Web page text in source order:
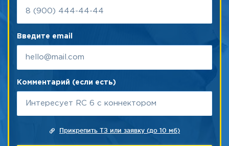
Введите email
Комментарий (если есть)
Прикрепить ТЗ или заявку (до 10 мб)